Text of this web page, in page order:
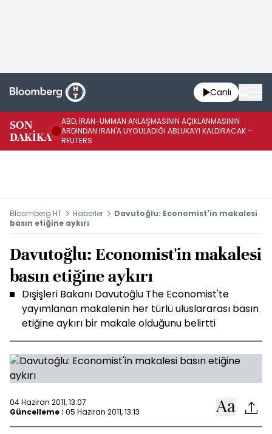
Canlı
SON
DAKİKA
ABD, İRAN-UMMAN ANLAŞMASININ AÇIKLANMASININ
ARDINDAN İRAN'A UYGULADIĞI ABLUKAYI KALDIRACAK -
REUTERS
Bloomberg HT Haberler
Davutoğlu: Economist'in makalesi
basın etiğine aykırı
Davutoğlu: Economist'in makalesi
basın etiğine aykırı
Dışişleri Bakanı Davutoğlu The Economist'te
yayımlanan makalenin her türlü uluslararası basın
etiğine aykırı bir makale olduğunu belirtti
04 Haziran 2011, 13:07
Güncelleme : 05 Haziran 2011, 13:13